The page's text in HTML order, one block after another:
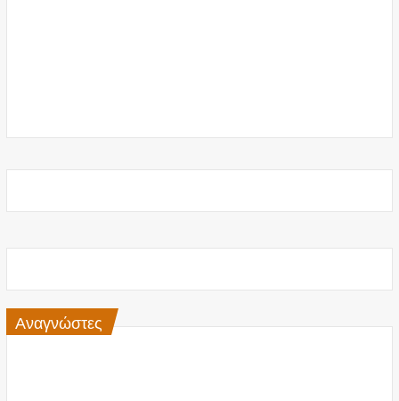
Αναγνώστες